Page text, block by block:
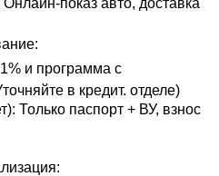
и программа с
в кредит. отделе)
Только паспорт + ВУ, взнос